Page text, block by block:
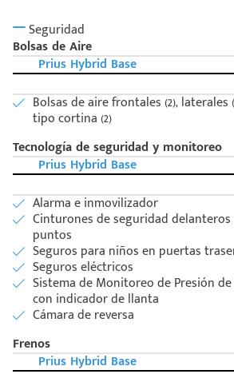
Seguridad
Bolsas de Aire
Prius Hybrid Base
Bolsas de aire frontales (2), laterales
tipo cortina (2)
Tecnología de seguridad y monitoreo
Prius Hybrid Base
Alarma e inmovilizador
Cinturones de seguridad
puntos
Seguros para niños en puertas
Seguros eléctricos
Sistema de Monitoreo de Presión de
con indicador de llanta
Cámara de reversa
Frenos
Prius Hybrid Base